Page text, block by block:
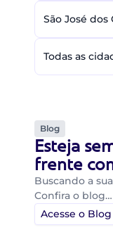
São José dos
Todas as
Blog
Esteja
frente
Buscando a
Confira o blog…
Acesse o